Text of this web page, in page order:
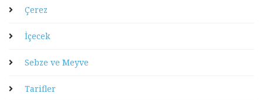
Çerez
İçecek
Sebze ve Meyve
Tarifler